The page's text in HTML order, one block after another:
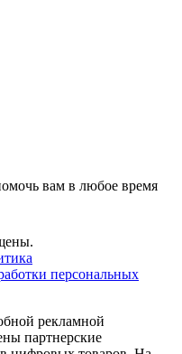
вам в любое время
персональных
рекламной
партнерские